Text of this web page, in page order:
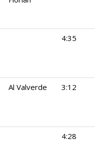
4:35
Al Valverde 3:12
4:28